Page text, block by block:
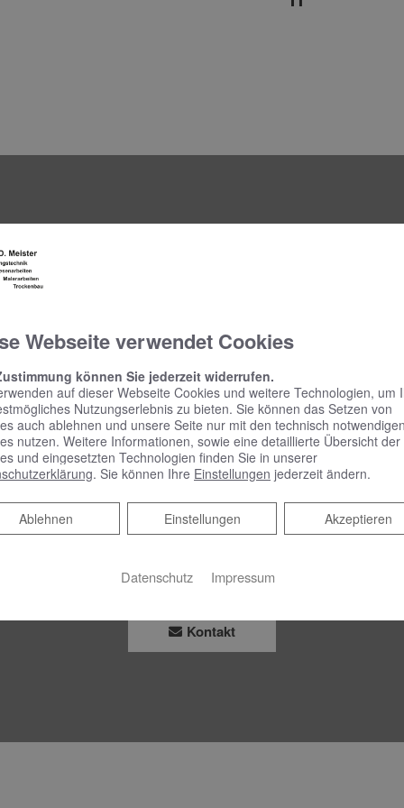
oder Reparatur – wir freuen
treten wollen. Unter Telefon 0221 83008099 sind wir ganz
Montag – Donnerstag:
7.30 – 16.30 Uhr
Freitag:
7.30-14.00 Uhr
nutzen und uns kurz schildern, ob es z. B. um einen
melden uns bei Ihnen, um Ihr Anliegen zu besprechen
Kontakt
Webseite verwendet Cookies
können Sie jederzeit widerrufen.
auf dieser Webseite Cookies und weitere Technologien, um
Nutzungserlebnis zu bieten. Sie können das Setzen von
auch ablehnen und unsere Seite nur mit den technisch notwendigen
nutzen. Weitere Informationen, sowie eine detaillierte Übersicht der
und eingesetzten Technologien finden Sie in unserer
. Sie können Ihre Einstellungen jederzeit ändern.
Akzeptieren
Einstellungen
Ablehnen
Ablehnen
Datenschutz Impressum